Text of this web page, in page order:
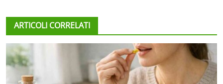
ARTICOLI CORRELATI